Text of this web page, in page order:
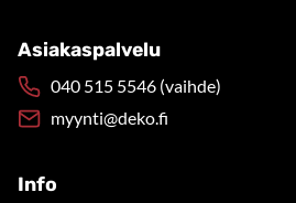
Asiakaspalvelu
040 515 5546 (vaihde)
myynti@deko.fi
Info